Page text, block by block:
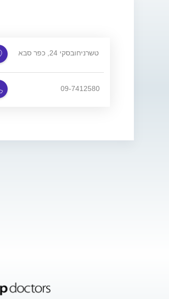
טשרניחובסקי 24, כפר סבא
09-7412580